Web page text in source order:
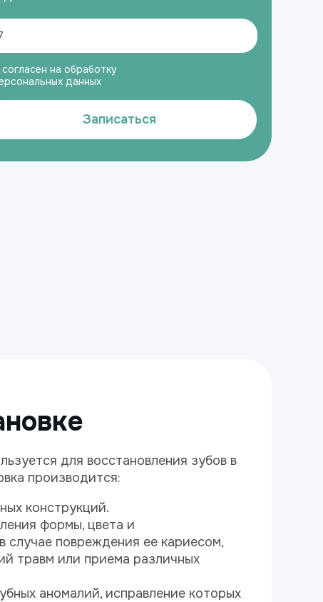
на обработку
данных
Записаться
для восстановления зубов в
производится:
конструкций.
формы, цвета и
случае повреждения ее кариесом,
травм или приема различных
аномалий, исправление которых